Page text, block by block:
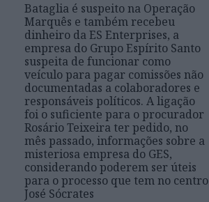
Bataglia é suspeito na Operação
Marquês e também recebeu
dinheiro da ES Enterprises, a
empresa do Grupo Espírito Santo
suspeita de funcionar como
veículo para pagar comissões não
documentadas a colaboradores e
responsáveis políticos. A ligação
foi o suficiente para o procurador
Rosário Teixeira ter pedido, no
mês passado, informações sobre a
misteriosa empresa do GES,
considerando poderem ser úteis
para o processo que tem no centro
José Sócrates